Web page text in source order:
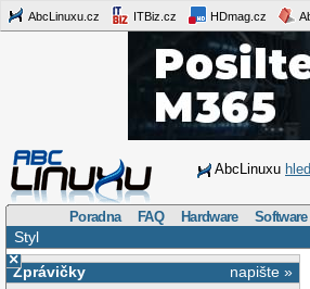
AbcLinuxu.cz ITBiz.cz HDmag.cz
AbcLinuxu
Poradna FAQ Hardware Software
Styl
×
napište »
Zprávičky